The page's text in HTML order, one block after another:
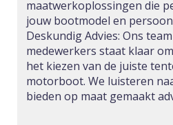
maatwerkoplossingen die
jouw bootmodel en
Deskundig Advies: Ons
medewerkers staat klaar
het kiezen van de juiste
motorboot. We luisteren
bieden op maat gemaakt